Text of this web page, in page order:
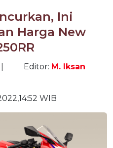
Ini
Harga New
Editor: M. Iksan
WIB